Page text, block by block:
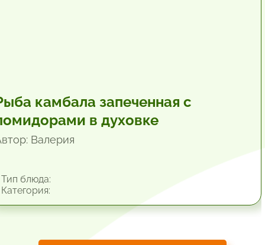
камбала запеченная с
в духовке
Валерия
блюда: